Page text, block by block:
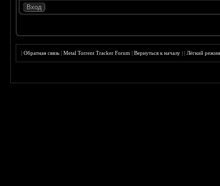
|Обратная связь |Metal Torrent Tracker Forum |Вернуться к началу ||Лёгкий